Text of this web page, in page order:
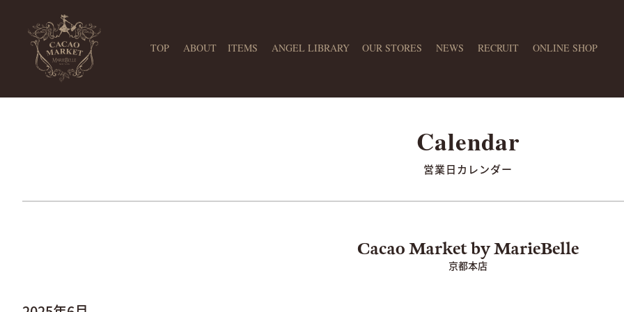
TOP ABOUT ITEMS ANGEL LIBRARY OUR STORES NEWS RECRUIT ONLINE SHOP
営業日カレンダー
京都本店